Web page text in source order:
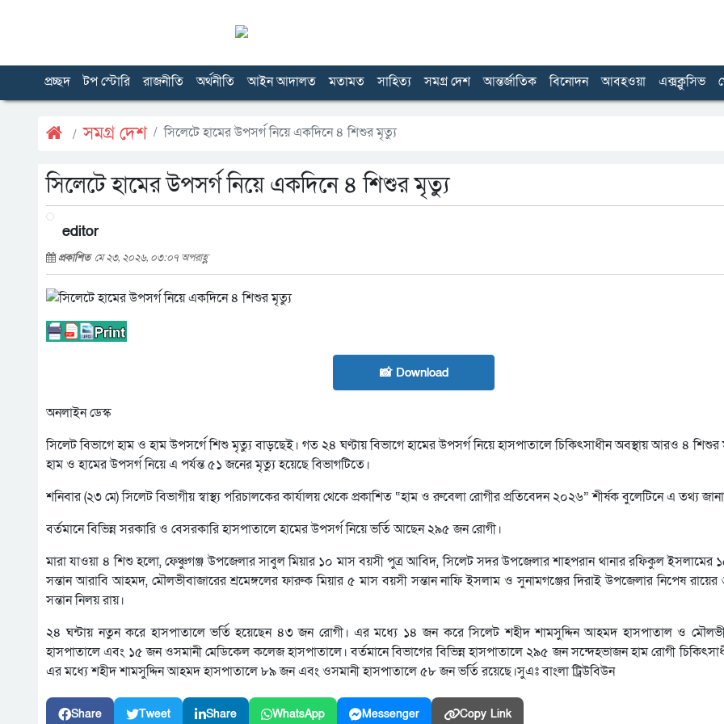
প্রচ্ছদ টপ স্টোরি রাজনীতি অর্থনীতি আইন আদালত মতামত সাহিত্য সমগ্র দেশ আন্তর্জাতিক বিনোদন আবহওয়া এক্সক্লুসিভ
সমগ্র দেশ সিলেটে হামের উপসর্গ নিয়ে একদিনে ৪ শিশুর মৃত্যু
সিলেটে হামের উপসর্গ নিয়ে একদিনে ৪ শিশুর মৃত্যু
editor
প্রকাশিত মে ২৩, ২০২৬, ০৩:০৭ অপরাহ্ণ
📸 Download
অনলাইন ডেস্ক
সিলেট বিভাগে হাম ও হাম উপসর্গে শিশু মৃত্যু বাড়ছেই। গত ২৪ ঘণ্টায় বিভাগে হামের উপসর্গ নিয়ে হাসপাতালে চিকিৎসাধীন অবস্থায় আরও ৪ শিশুর
হাম ও হামের উপসর্গ নিয়ে এ পর্যন্ত ৫১ জনের মৃত্যু হয়েছে বিভাগটিতে।
শনিবার (২৩ মে) সিলেট বিভাগীয় স্বাস্থ্য পরিচালকের কার্যালয় থেকে প্রকাশিত “হাম ও রুবেলা রোগীর প্রতিবেদন ২০২৬” শীর্ষক বুলেটিনে এ তথ্য
বর্তমানে বিভিন্ন সরকারি ও বেসরকারি হাসপাতালে হামের উপসর্গ নিয়ে ভর্তি আছেন ২৯৫ জন রোগী।
মারা যাওয়া ৪ শিশু হলো, ফেঞ্চুগঞ্জ উপজেলার সাবুল মিয়ার ১০ মাস বয়সী পুত্র আবিদ, সিলেট সদর উপজেলার শাহপরান থানার রফিকুল ইসলামের
সন্তান আরাবি আহমদ, মৌলভীবাজারের শ্রমেঙ্গলের ফারুক মিয়ার ৫ মাস বয়সী সন্তান নাফি ইসলাম ও সুনামগঞ্জের দিরাই উপজেলার নিপেষ
সন্তান নিলয় রায়।
২৪ ঘন্টায় নতুন করে হাসপাতালে ভর্তি হয়েছেন ৪৩ জন রোগী। এর মধ্যে ১৪ জন করে সিলেট শহীদ শামসুদ্দিন আহমদ হাসপাতাল ও
হাসপাতালে এবং ১৫ জন ওসমানী মেডিকেল কলেজ হাসপাতালে। বর্তমানে বিভাগের বিভিন্ন হাসপাতালে ২৯৫ জন সন্দেহভাজন হাম রোগী
এর মধ্যে শহীদ শামসুদ্দিন আহমদ হাসপাতালে ৮৯ জন এবং ওসমানী হাসপাতালে ৫৮ জন ভর্তি রয়েছে।সুএঃ বাংলা ট্রিউবিউন
Share Tweet Share WhatsApp Messenger Copy Link